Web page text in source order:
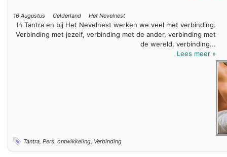
16 Augustus Gelderland Het Nevelnest
In Tantra en bij Het Nevelnest werken we veel met verbinding.
Verbinding met jezelf, verbinding met de ander, verbinding met
de wereld, verbinding...
Lees meer »
Tantra, Pers. ontwikkeling, Verbinding